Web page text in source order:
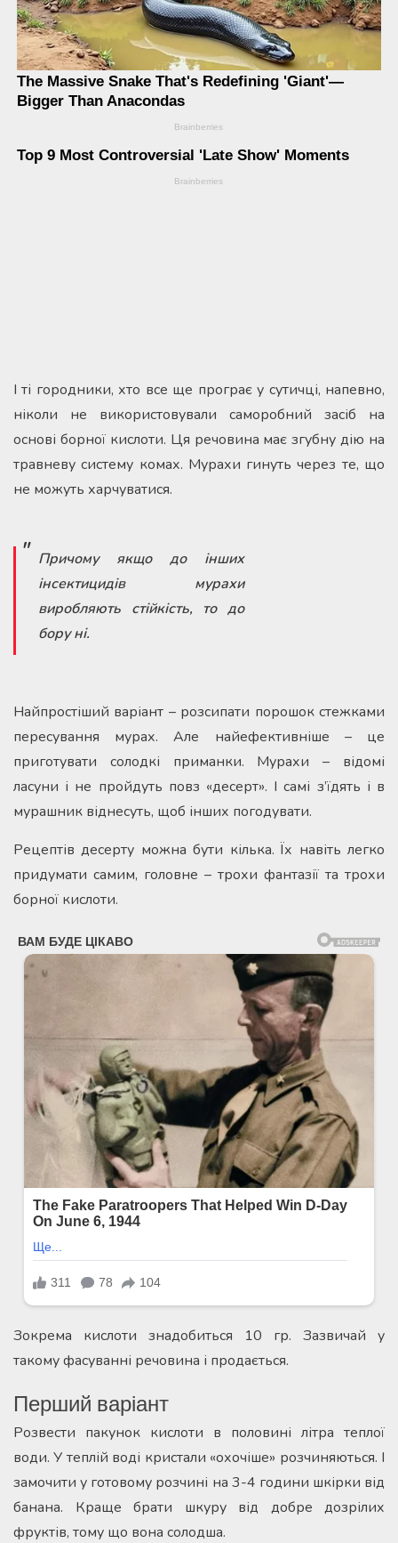
І ті городники, хто все ще програє у сутичці, напевно,
ніколи не використовували саморобний засіб на
основі борної кислоти. Ця речовина має згубну дію на
травневу систему комах. Мурахи гинуть через те, що
не можуть харчуватися.
Причому якщо до інших
інсектицидів мурахи
виробляють стійкість, то до
бору ні.
Найпростіший варіант – розсипати порошок стежками
пересування мурах. Але найефективніше – це
приготувати солодкі приманки. Мурахи – відомі
ласуни і не пройдуть повз «десерт». І самі з’їдять і в
мурашник віднесуть, щоб інших погодувати.
Рецептів десерту можна бути кілька. Їх навіть легко
придумати самим, головне – трохи фантазії та трохи
борної кислоти.
Зокрема кислоти знадобиться 10 гр. Зазвичай у
такому фасуванні речовина і продається.
Перший варіант
Розвести пакунок кислоти в половині літра теплої
води. У теплій воді кристали «охочіше» розчиняються. І
замочити у готовому розчині на 3-4 години шкірки від
банана. Краще брати шкуру від добре дозрілих
фруктів, тому що вона солодша.